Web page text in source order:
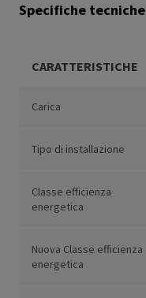
Specifiche tecniche
CARATTERISTICHE
Carica
Tipo di installazione
Classe efficienza
energetica
Nuova Classe efficienza
energetica